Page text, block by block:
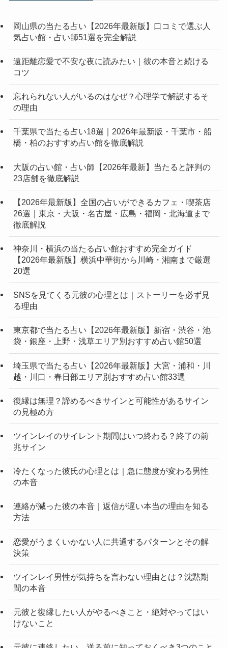
岡山県の当たる占い【2026年最新版】口コミで選ぶ人
気占い館・占い師51選を完全解説
遠距離恋愛で不安な夜に読みたい｜彼の本音と続ける
コツ
忘れられない人がいるのはなぜ？心理学で解説するそ
の理由
千葉県で当たる占い18選｜2026年最新版・千葉市・船
橋・柏のおすすめ占い館を徹底解説
大阪の占い館・占い師【2026年最新】当たると評判の
23店舗を徹底解説
【2026年最新版】全国の占いができるカフェ・喫茶店
26選｜東京・大阪・名古屋・広島・福岡・北海道まで
徹底解説
神奈川・横浜の当たる占い館おすすめ完全ガイド
【2026年最新版】横浜中華街から川崎・湘南まで厳選
20選
SNSを見てくる元彼の心理とは｜ストーリーを必ず見
る理由
東京都で当たる占い【2026年最新版】新宿・渋谷・池
袋・銀座・上野・浅草エリア別おすすめ占い館50選
埼玉県で当たる占い【2026年最新版】大宮・浦和・川
越・川口・春日部エリア別おすすめ占い館33選
復縁は無理？諦めるべきサインと可能性があるサイン
の見極め方
ツインレイのサイレント期間はいつ終わる？終了の前
兆サイン
冷たくなった彼氏の心理とは｜急に態度が変わる男性
の本音
連絡が減った彼の本音｜返信が遅い本当の理由を知る
方法
恋愛がうまくいかない人に共通するパターンとその解
決策
ツインレイ男性が気持ちを言わない理由とは？沈黙期
間の本音
元彼と復縁したい人がやるべきこと・絶対やってはい
けないこと